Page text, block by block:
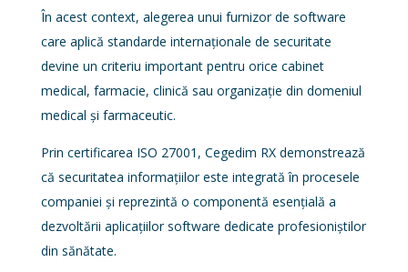
În acest context, alegerea unui furnizor de software
care aplică standarde internaționale de securitate
devine un criteriu important pentru orice cabinet
medical, farmacie, clinică sau organizație din domeniul
medical și farmaceutic.
Prin certificarea ISO 27001, Cegedim RX demonstrează
că securitatea informațiilor este integrată în procesele
companiei și reprezintă o componentă esențială a
dezvoltării aplicațiilor software dedicate profesioniștilor
din sănătate.